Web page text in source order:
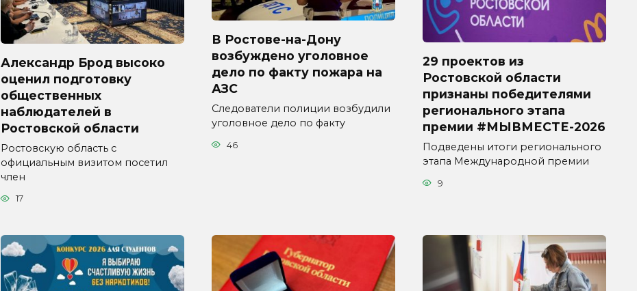
Александр Брод высоко
оценил подготовку
общественных
наблюдателей в
Ростовской области
Ростовскую область с
официальным визитом посетил
член
17
В Ростове-на-Дону
возбуждено уголовное
дело по факту пожара на
АЗС
Следователи полиции возбудили
уголовное дело по факту
46
29 проектов из
Ростовской области
признаны победителями
регионального этапа
премии #МЫВМЕСТЕ-2026
Подведены итоги регионального
этапа Международной премии
9